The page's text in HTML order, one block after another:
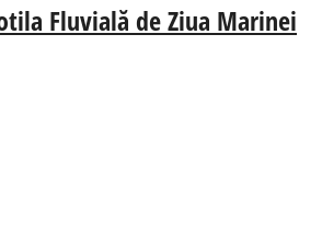
Fluvială de Ziua Marinei